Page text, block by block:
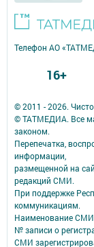
© 2011 - 2026.
© ТАТМЕДИА. Все
законом.
Перепечатка,
информации,
размещенной на
редакций СМИ.
При поддержке
коммуникациям.
Наименование
№ записи о
СМИ
Телефон АО
16+